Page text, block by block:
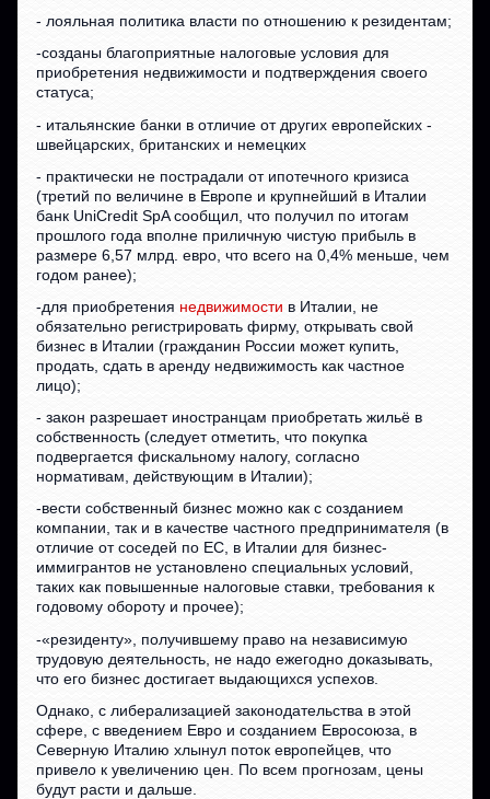
- лояльная политика власти по отношению к резидентам;
-созданы благоприятные налоговые условия для
приобретения недвижимости и подтверждения своего
статуса;
- итальянские банки в отличие от других европейских -
швейцарских, британских и немецких
- практически не пострадали от ипотечного кризиса
(третий по величине в Европе и крупнейший в Италии
банк UniCredit SpA сообщил, что получил по итогам
прошлого года вполне приличную чистую прибыль в
размере 6,57 млрд. евро, что всего на 0,4% меньше, чем
годом ранее);
-для приобретения недвижимости в Италии, не
обязательно регистрировать фирму, открывать свой
бизнес в Италии (гражданин России может купить,
продать, сдать в аренду недвижимость как частное
лицо);
- закон разрешает иностранцам приобретать жильё в
собственность (следует отметить, что покупка
подвергается фискальному налогу, согласно
нормативам, действующим в Италии);
-вести собственный бизнес можно как с созданием
компании, так и в качестве частного предпринимателя (в
отличие от соседей по ЕС, в Италии для бизнес-
иммигрантов не установлено специальных условий,
таких как повышенные налоговые ставки, требования к
годовому обороту и прочее);
-«резиденту», получившему право на независимую
трудовую деятельность, не надо ежегодно доказывать,
что его бизнес достигает выдающихся успехов.
Однако, с либерализацией законодательства в этой
сфере, с введением Евро и созданием Евросоюза, в
Северную Италию хлынул поток европейцев, что
привело к увеличению цен. По всем прогнозам, цены
будут расти и дальше.